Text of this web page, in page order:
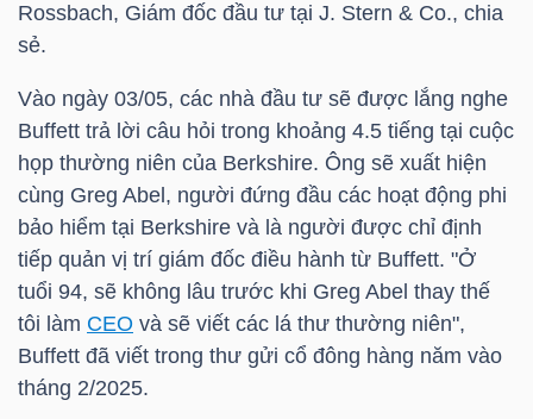
Rossbach, Giám đốc đầu tư tại J. Stern & Co., chia
sẻ.
Vào ngày 03/05, các nhà đầu tư sẽ được lắng nghe
Buffett trả lời câu hỏi trong khoảng 4.5 tiếng tại cuộc
họp thường niên của Berkshire. Ông sẽ xuất hiện
cùng Greg Abel, người đứng đầu các hoạt động phi
bảo hiểm tại Berkshire và là người được chỉ định
tiếp quản vị trí giám đốc điều hành từ Buffett. "Ở
tuổi 94, sẽ không lâu trước khi Greg Abel thay thế
tôi làm CEO và sẽ viết các lá thư thường niên",
Buffett đã viết trong thư gửi cổ đông hàng năm vào
tháng 2/2025.
TẾ
THẾ
GIỚI
ĐÔNG
DƯƠNG